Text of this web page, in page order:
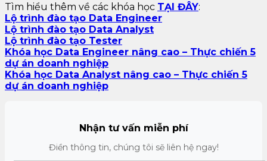
Tìm hiểu thêm về các khóa học TẠI ĐÂY:
Lộ trình đào tạo Data Engineer
Lộ trình đào tạo Data Analyst
Lộ trình đào tạo Tester
Khóa học Data Engineer nâng cao – Thực chiến 5
dự án doanh nghiệp
Khóa học Data Analyst nâng cao – Thực chiến 5
dự án doanh nghiệp
Nhận tư vấn miễn phí
Điền thông tin, chúng tôi sẽ liên hệ ngay!